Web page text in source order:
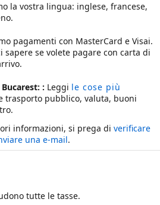
la vostra lingua: inglese, francese,
pagamenti con MasterCard e Visai.
sapere se volete pagare con carta di
: Leggi le cose più
trasporto pubblico, valuta, buoni
informazioni, si prega di verificare
una e-mail.
tutte le tasse.